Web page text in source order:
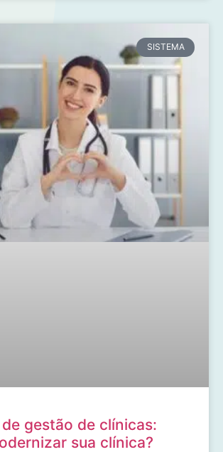
SISTEMA
gestão de clínicas:
sua clínica?